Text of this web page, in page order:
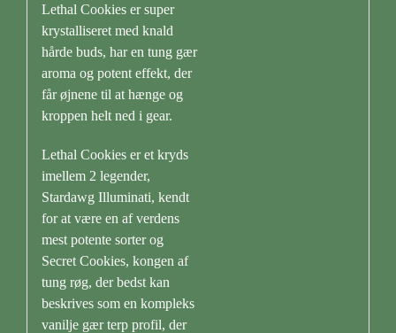
Lethal Cookies er super
krystalliseret med knald
hårde buds, har en tung gær
aroma og potent effekt, der
får øjnene til at hænge og
kroppen helt ned i gear.
Lethal Cookies er et kryds
imellem 2 legender,
Stardawg Illuminati, kendt
for at være en af verdens
mest potente sorter og
Secret Cookies, kongen af
tung røg, der bedst kan
beskrives som en kompleks
vanilje gær terp profil, der